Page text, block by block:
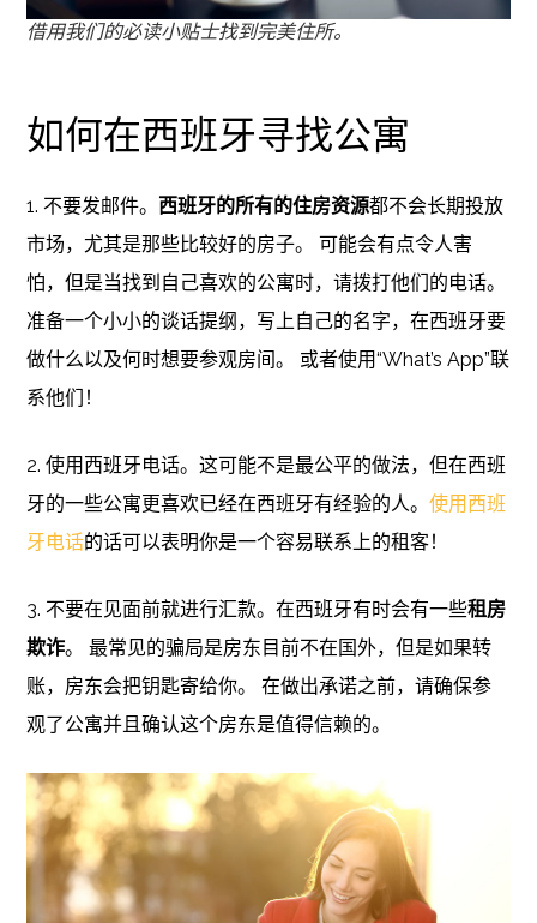
借用我们的必读小贴士找到完美住所。
如何在西班牙寻找公寓
1. 不要发邮件。 西班牙的所有的住房资源都不会长期投放
市场，尤其是那些比较好的房子。 可能会有点令人害
怕，但是当找到自己喜欢的公寓时，请拨打他们的电话。
准备一个小小的谈话提纲，写上自己的名字，在西班牙要
做什么以及何时想要参观房间。 或者使用“What’s App”联
系他们！
2. 使用西班牙电话。这可能不是最公平的做法，但在西班
牙的一些公寓更喜欢已经在西班牙有经验的人。使用西班
牙电话的话可以表明你是一个容易联系上的租客！
3. 不要在见面前就进行汇款。在西班牙有时会有一些租房
欺诈。 最常见的骗局是房东目前不在国外，但是如果转
账，房东会把钥匙寄给你。 在做出承诺之前，请确保参
观了公寓并且确认这个房东是值得信赖的。